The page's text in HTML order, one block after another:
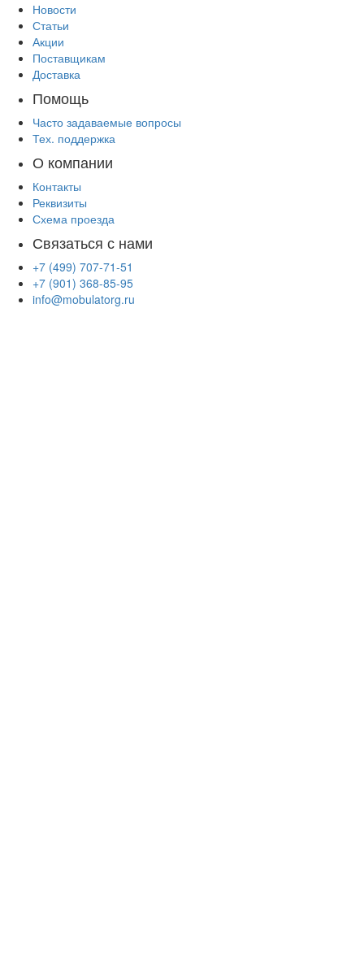
Новости
Статьи
Акции
Поставщикам
Доставка
Помощь
Часто задаваемые вопросы
Тех. поддержка
О компании
Контакты
Реквизиты
Схема проезда
Связаться с нами
+7 (499) 707-71-51
+7 (901) 368-85-95
info@mobulatorg.ru